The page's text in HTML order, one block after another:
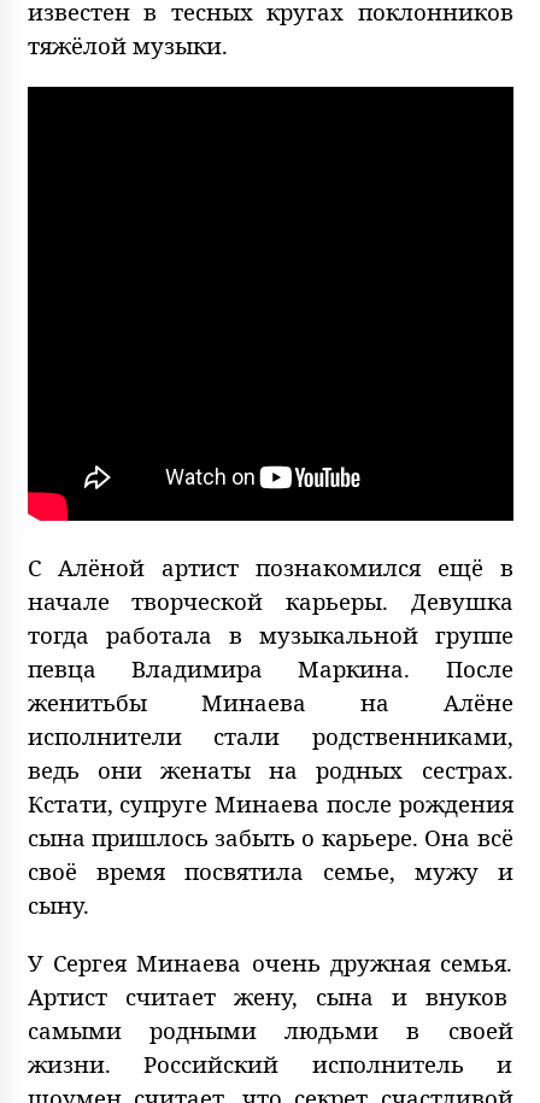
известен в тесных кругах поклонников
тяжёлой музыки.
С Алёной артист познакомился ещё в
начале творческой карьеры. Девушка
тогда работала в музыкальной группе
певца Владимира Маркина. После
женитьбы Минаева на Алёне
исполнители стали родственниками,
ведь они женаты на родных сестрах.
Кстати, супруге Минаева после рождения
сына пришлось забыть о карьере. Она всё
своё время посвятила семье, мужу и
сыну.
У Сергея Минаева очень дружная семья.
Артист считает жену, сына и внуков
самыми родными людьми в своей
жизни. Российский исполнитель и